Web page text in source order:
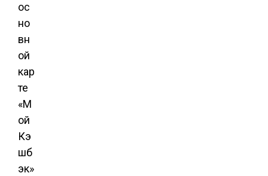
ос
но
вн
ой
кар
те
«М
ой
Кэ
шб
эк»